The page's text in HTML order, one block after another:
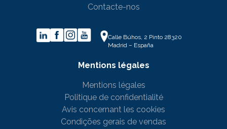
Mentions légales
Mentions légales
Politique de confidentialité
Avis concernant les cookies
Condições gerais de vendas
Contacte-nos
Calle Búhos, 2 Pinto 28320
Madrid – España